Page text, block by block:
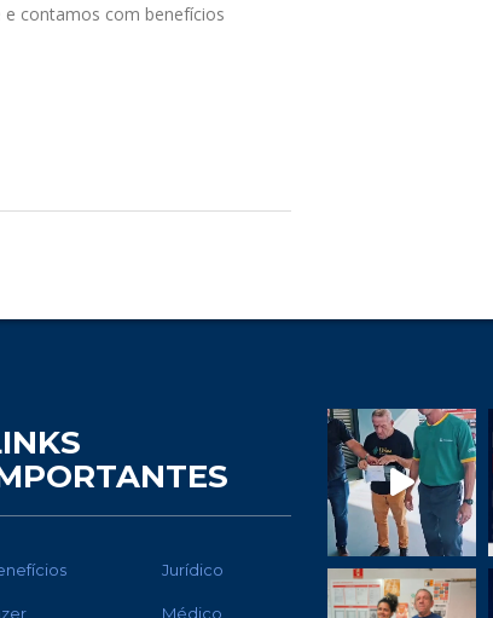
e contamos com benefícios
Jurídico
Médico